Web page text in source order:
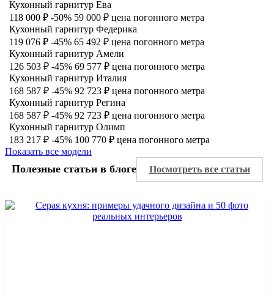
Кухонный гарнитур Ева
118 000 ₽ -50% 59 000 ₽ цена погонного метра
Кухонный гарнитур Федерика
119 076 ₽ -45% 65 492 ₽ цена погонного метра
Кухонный гарнитур Амели
126 503 ₽ -45% 69 577 ₽ цена погонного метра
Кухонный гарнитур Италия
168 587 ₽ -45% 92 723 ₽ цена погонного метра
Кухонный гарнитур Регина
168 587 ₽ -45% 92 723 ₽ цена погонного метра
Кухонный гарнитур Олимп
183 217 ₽ -45% 100 770 ₽ цена погонного метра
Показать все модели
Полезные статьи в блоге Посмотреть все статьи